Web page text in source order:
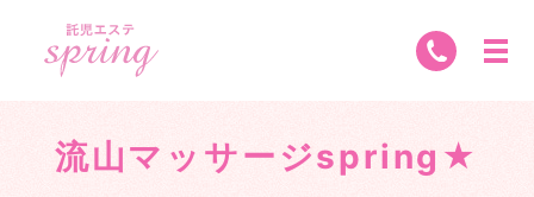
流山マッサージspring★